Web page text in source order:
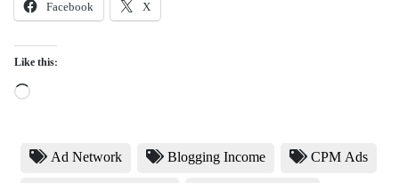
Facebook X
Like this:
Loading…
Ad Network Blogging Income CPM Ads